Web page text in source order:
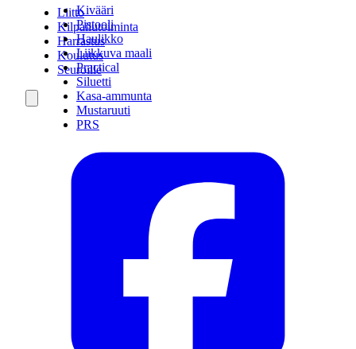
Kivääri
Pistooli
Haulikko
Liikkuva maali
Practical
Siluetti
Kasa-ammunta
Mustaruuti
PRS
Liitto
Kilpailutoiminta
Harrastus
Koulutus
Seuroille